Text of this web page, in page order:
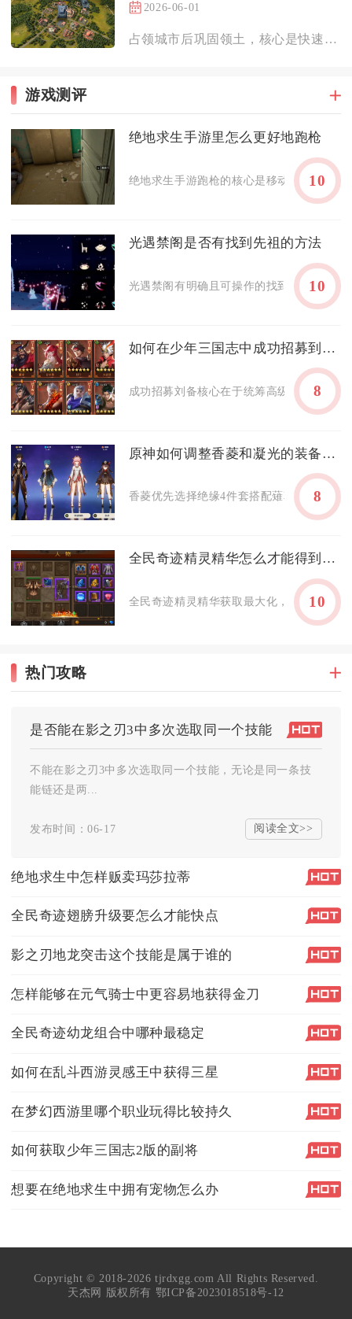
2026-06-01
占领城市后巩固领土，核心是快速重建城防、打通资源补给、部署机...
游戏测评
绝地求生手游里怎么更好地跑枪
绝地求生手游跑枪的核心是移动控枪+身法
10
光遇禁阁是否有找到先祖的方法
光遇禁阁有明确且可操作的找到先祖的方
10
如何在少年三国志中成功招募到刘备一起战斗
成功招募刘备核心在于统筹高级招募、限
8
原神如何调整香菱和凝光的装备搭配
香菱优先选择绝缘4件套搭配薙草之稻光或
8
全民奇迹精灵精华怎么才能得到最多
全民奇迹精灵精华获取最大化，核心是“日
10
热门攻略
是否能在影之刃3中多次选取同一个技能
不能在影之刃3中多次选取同一个技能，无论是同一条技
能链还是两...
发布时间：06-17 阅读全文>>
绝地求生中怎样贩卖玛莎拉蒂
全民奇迹翅膀升级要怎么才能快点
影之刃地龙突击这个技能是属于谁的
怎样能够在元气骑士中更容易地获得金刀
全民奇迹幼龙组合中哪种最稳定
如何在乱斗西游灵感王中获得三星
在梦幻西游里哪个职业玩得比较持久
如何获取少年三国志2版的副将
想要在绝地求生中拥有宠物怎么办
Copyright © 2018-2026 tjrdxgg.com All Rights Reserved.
天杰网 版权所有 鄂ICP备2023018518号-12